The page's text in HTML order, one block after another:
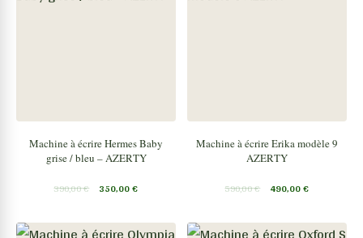
Machine à écrire Hermes Baby
grise / bleu – AZERTY
390,00€ 350,00€
Machine à écrire Erika modèle 9
AZERTY
590,00€ 490,00€